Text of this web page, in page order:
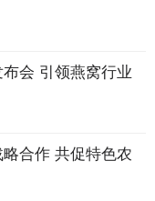
会 引领燕窝行业
合作 共促特色农